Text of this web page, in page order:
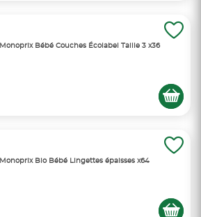
Monoprix Bébé Couches Écolabel Taille 3 x36
Monoprix Bio Bébé Lingettes épaisses x64